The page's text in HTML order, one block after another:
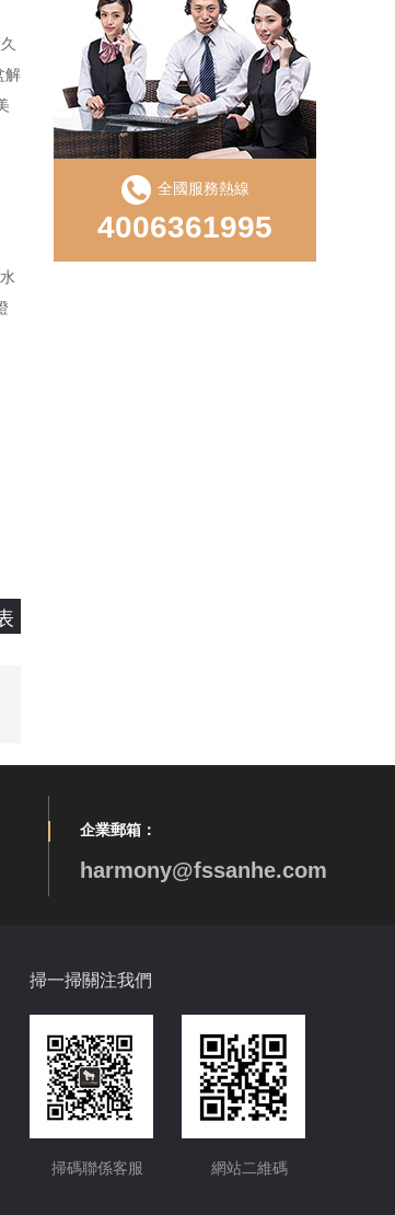
解
LS850D手工盆直角雙槽
全國服務熱線
4006361995
企業郵箱：
harmony@fssanhe.com
掃一掃關注我們
掃碼聯係客服 網站二維碼